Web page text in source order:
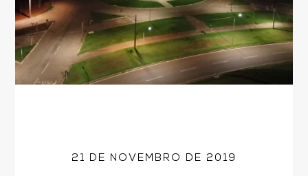
21 DE NOVEMBRO DE 2019